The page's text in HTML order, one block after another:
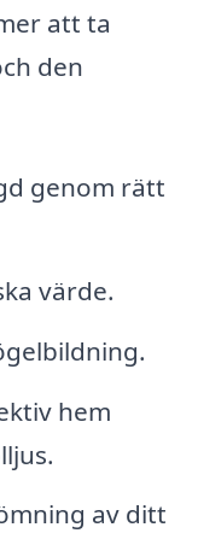
att ta
den
genom rätt
värde.
hem
av ditt